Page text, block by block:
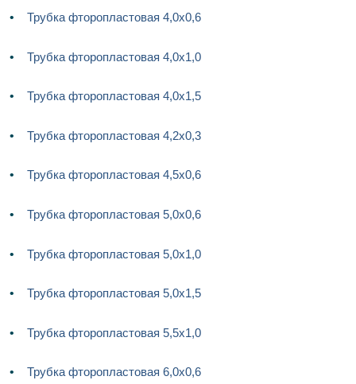
Трубка фторопластовая 4,0х0,6
Трубка фторопластовая 4,0х1,0
Трубка фторопластовая 4,0х1,5
Трубка фторопластовая 4,2х0,3
Трубка фторопластовая 4,5х0,6
Трубка фторопластовая 5,0х0,6
Трубка фторопластовая 5,0х1,0
Трубка фторопластовая 5,0х1,5
Трубка фторопластовая 5,5х1,0
Трубка фторопластовая 6,0х0,6